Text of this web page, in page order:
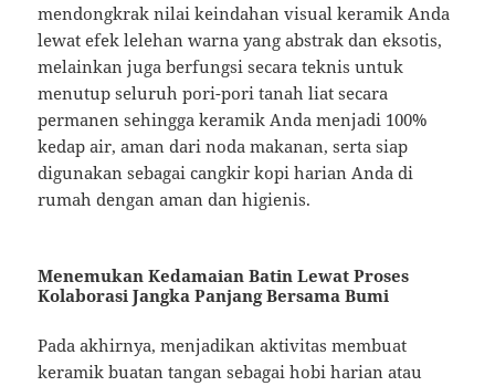
mendongkrak nilai keindahan visual keramik Anda
lewat efek lelehan warna yang abstrak dan eksotis,
melainkan juga berfungsi secara teknis untuk
menutup seluruh pori-pori tanah liat secara
permanen sehingga keramik Anda menjadi 100%
kedap air, aman dari noda makanan, serta siap
digunakan sebagai cangkir kopi harian Anda di
rumah dengan aman dan higienis.
Menemukan Kedamaian Batin Lewat Proses
Kolaborasi Jangka Panjang Bersama Bumi
Pada akhirnya, menjadikan aktivitas membuat
keramik buatan tangan sebagai hobi harian atau